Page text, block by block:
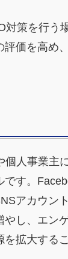
対策を行う
評価を高め
個人事業主
す。
アカウン
やし、エン
拡大する